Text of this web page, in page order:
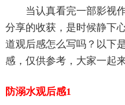
当认真看完一部影视
分享的收获，是时候静下
道观后感怎么写吗？以下
感，仅供参考，大家一起
防溺水观后感1